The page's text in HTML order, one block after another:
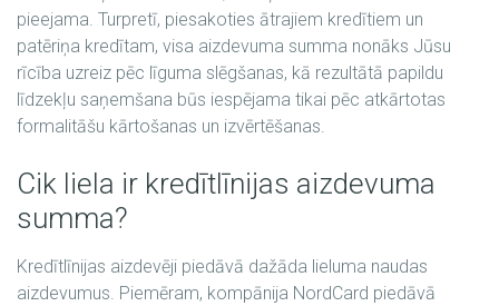
pieejama. Turpretī, piesakoties ātrajiem kredītiem un
patēriņa kredītam, visa aizdevuma summa nonāks Jūsu
rīcība uzreiz pēc līguma slēgšanas, kā rezultātā papildu
līdzekļu saņemšana būs iespējama tikai pēc atkārtotas
formalitāšu kārtošanas un izvērtēšanas.
Cik liela ir kredītlīnijas aizdevuma
summa?
Kredītlīnijas aizdevēji piedāvā dažāda lieluma naudas
aizdevumus. Piemēram, kompānija NordCard piedāvā